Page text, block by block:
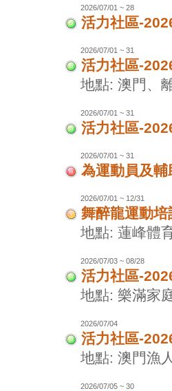
2026/07/01 ~ 28
活力社區-
2026/07/01 ~ 31
活力社區-
地點: 澳門、
2026/07/01 ~ 31
活力社區-
2026/07/01 ~ 31
為運動員及
2026/07/01 ~ 12/31
舞醉龍運動培
地點: 蓮峰體
2026/07/03 ~ 08/28
活力社區-
地點: 樂滿家
2026/07/04
活力社區-
地點: 澳門漁
2026/07/05 ~ 30